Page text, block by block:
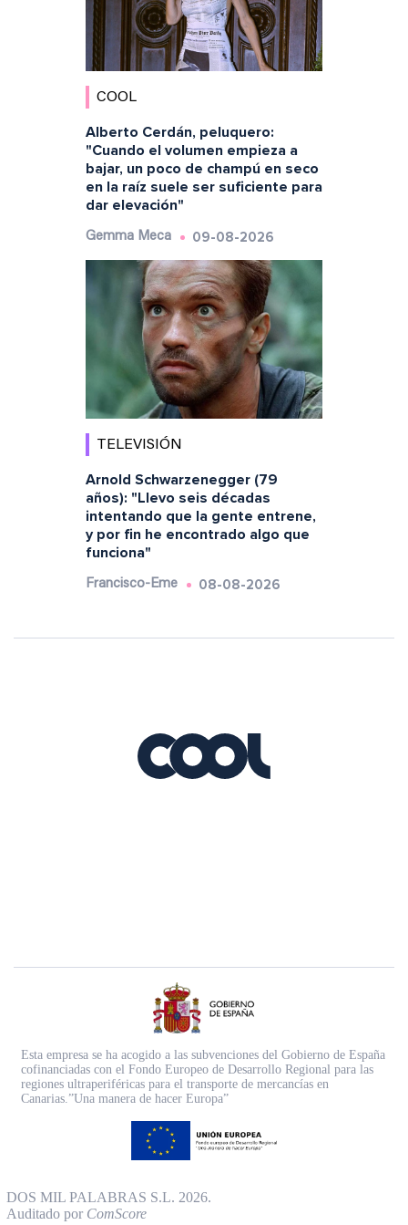
COOL
Alberto Cerdán, peluquero:
"Cuando el volumen empieza a
bajar, un poco de champú en seco
en la raíz suele ser suficiente para
dar elevación"
Gemma Meca 09-08-2026
TELEVISIÓN
Arnold Schwarzenegger (79
años): "Llevo seis décadas
intentando que la gente entrene,
y por fin he encontrado algo que
funciona"
Francisco-Eme 08-08-2026
Esta empresa se ha acogido a las subvenciones del Gobierno de España
cofinanciadas con el Fondo Europeo de Desarrollo Regional para las
regiones ultraperiféricas para el transporte de mercancías en
Canarias.”Una manera de hacer Europa”
DOS MIL PALABRAS S.L. 2026.
Auditado por ComScore